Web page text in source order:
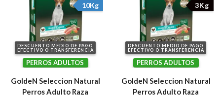
DESCUENTO MEDIO DE PAGO
EFECTIVO O TRANSFERENCIA
10Kg
PERROS ADULTOS
GoldeN Seleccion Natural
Perros Adulto Raza
DESCUENTO MEDIO DE PAGO
EFECTIVO O TRANSFERENCIA
3Kg
PERROS ADULTOS
GoldeN Seleccion Natural
Perros Adulto Raza